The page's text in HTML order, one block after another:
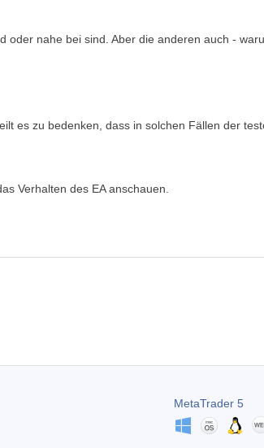
nahe bei sind. Aber die anderen auch -
es zu bedenken, dass in solchen Fällen der
Verhalten des EA anschauen.
MetaTrader 5